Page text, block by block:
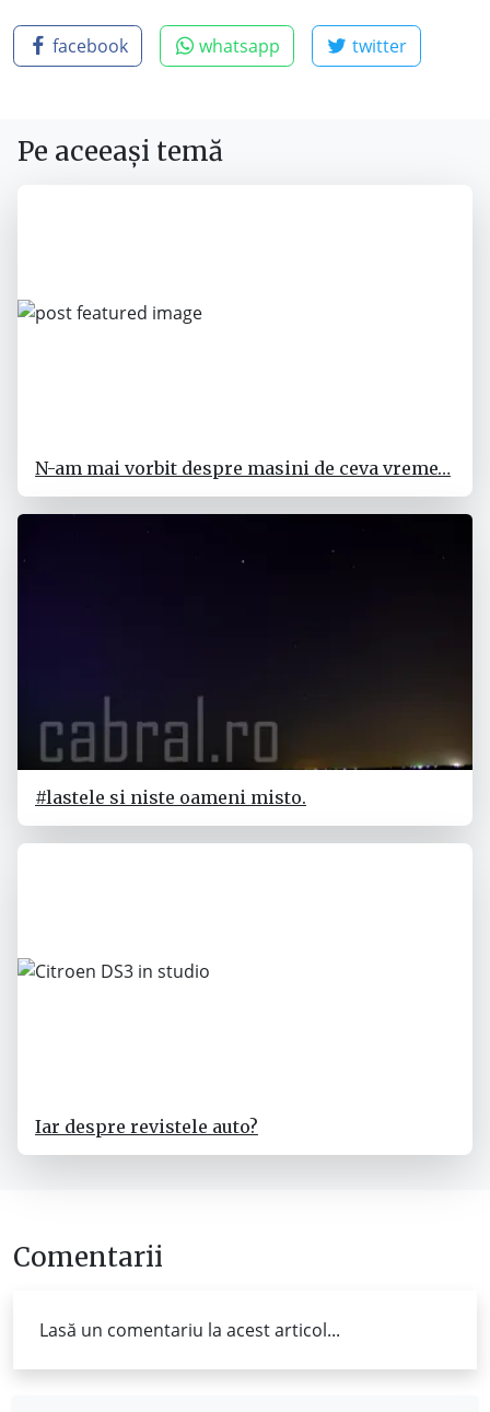
facebook whatsapp twitter
Pe aceeași temă
N-am mai vorbit despre masini de ceva vreme…
#lastele si niste oameni misto.
Iar despre revistele auto?
Comentarii
Lasă un comentariu la acest articol...